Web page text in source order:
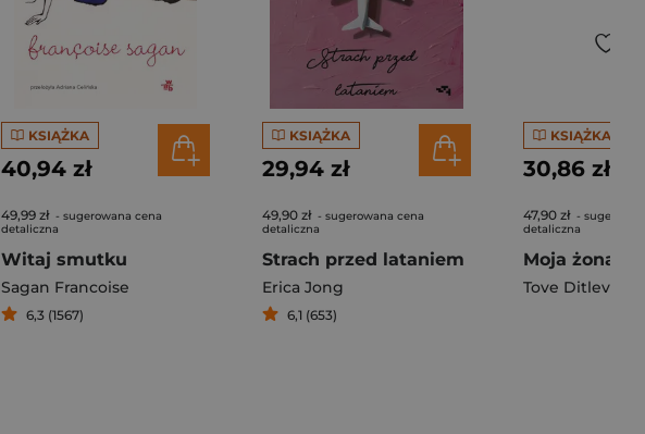
KSIĄŻKA
40,94 zł
49,99 zł - sugerowana cena
detaliczna
Witaj smutku
Sagan Francoise
6,3 (1567)
KSIĄŻKA
29,94 zł
49,90 zł - sugerowana cena
detaliczna
Strach przed lataniem
Erica Jong
6,1 (653)
KSIĄŻKA
30,86 zł
47,90 zł -
detaliczna
Tove Ditlevsen